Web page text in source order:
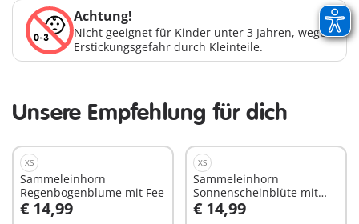
Achtung!
Nicht geeignet für Kinder unter 3 Jahren, wegen
Erstickungsgefahr durch Kleinteile.
Unsere Empfehlung für dich
XS
Sammeleinhorn
Regenbogenblume mit Fee
€ 14,99
In den Warenkorb
XS
Sammeleinhorn
Sonnenscheinblüte mit
Fee
€ 14,99
In den Warenkorb